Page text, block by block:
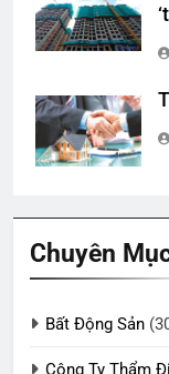
Chuyên
Bất Động Sản
Công Ty Thẩm